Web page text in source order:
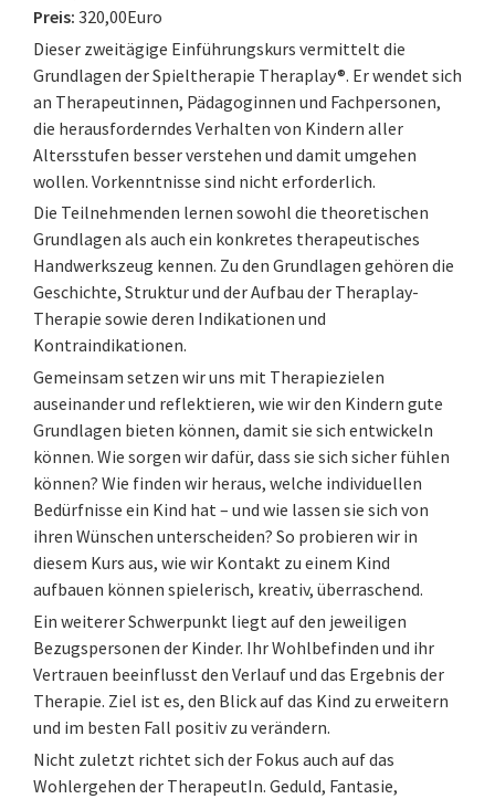
Preis: 320,00Euro
Dieser zweitägige Einführungskurs vermittelt die
Grundlagen der Spieltherapie Theraplay®. Er wendet sich
an Therapeutinnen, Pädagoginnen und Fachpersonen,
die herausforderndes Verhalten von Kindern aller
Altersstufen besser verstehen und damit umgehen
wollen. Vorkenntnisse sind nicht erforderlich.
Die Teilnehmenden lernen sowohl die theoretischen
Grundlagen als auch ein konkretes therapeutisches
Handwerkszeug kennen. Zu den Grundlagen gehören die
Geschichte, Struktur und der Aufbau der Theraplay-
Therapie sowie deren Indikationen und
Kontraindikationen.
Gemeinsam setzen wir uns mit Therapiezielen
auseinander und reflektieren, wie wir den Kindern gute
Grundlagen bieten können, damit sie sich entwickeln
können. Wie sorgen wir dafür, dass sie sich sicher fühlen
können? Wie finden wir heraus, welche individuellen
Bedürfnisse ein Kind hat – und wie lassen sie sich von
ihren Wünschen unterscheiden? So probieren wir in
diesem Kurs aus, wie wir Kontakt zu einem Kind
aufbauen können spielerisch, kreativ, überraschend.
Ein weiterer Schwerpunkt liegt auf den jeweiligen
Bezugspersonen der Kinder. Ihr Wohlbefinden und ihr
Vertrauen beeinflusst den Verlauf und das Ergebnis der
Therapie. Ziel ist es, den Blick auf das Kind zu erweitern
und im besten Fall positiv zu verändern.
Nicht zuletzt richtet sich der Fokus auch auf das
Wohlergehen der TherapeutIn. Geduld, Fantasie,